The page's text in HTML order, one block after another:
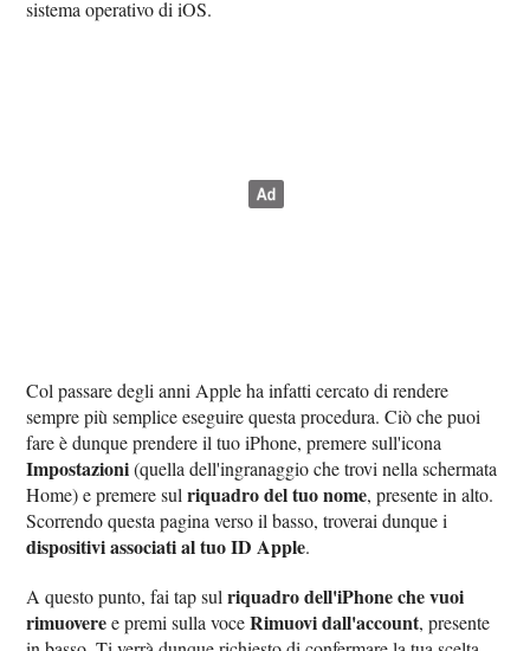
sistema operativo di iOS.
Col passare degli anni Apple ha infatti cercato di rendere
sempre più semplice eseguire questa procedura. Ciò che puoi
fare è dunque prendere il tuo iPhone, premere sull'icona
Impostazioni(quella dell'ingranaggio che trovi nella schermata
Home) e premere sulriquadro del tuo nome, presente in alto.
Scorrendo questa pagina verso il basso, troverai dunque i
dispositivi associati al tuo ID Apple.
A questo punto, fai tap sulriquadro dell'iPhone che vuoi
rimuoveree premi sulla voceRimuovi dall'account, presente